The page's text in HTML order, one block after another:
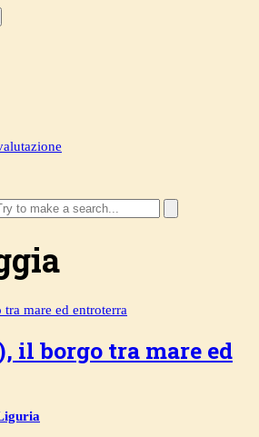
il borgo tra mare ed